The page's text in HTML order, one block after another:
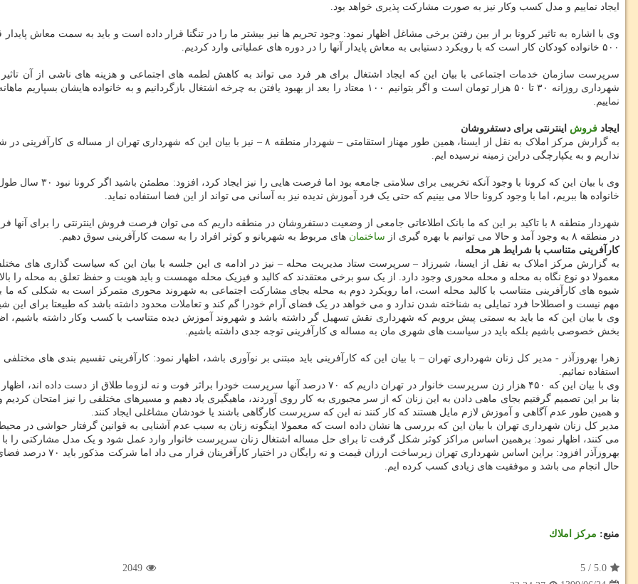
ایجاد نماییم و مدل کسب وکار نیز به صورت مشارکت پذیری خواهد بود.
وی با اشاره به تاثیر کرونا بر از بین رفتن برخی مشاغل اظهار نمود: وجود تحریم ها نیز بیشتر ما را در تنگنا قرار داده است و باید به سمت معاش
۵۰۰ خانواده کودکان کار است که با رویکرد دستیابی به معاش پایدار آنها را در دوره های عملیاتی وارد کردیم.
سرپرست سازمان خدمات اجتماعی با بیان این که ایجاد اشتغال برای هر فرد می تواند به کاهش لطمه های اجتماعی و هزینه های ناشی از آن
شهرداری روزانه ۳۰ تا ۵۰ هزار تومان است و اگر بتوانیم ۱۰۰ معتاد را بعد از بهبود یافتن به چرخه اشتغال بازگردانیم
نماییم.
ایجاد فروش اینترنتی برای دستفروشان
به گزارش مرکز املاک به نقل از ایسنا، همین طور مهناز استقامتی – شهردار منطقه ۸ – نیز با بیان
نداریم و به یکپارچگی دراین زمینه نرسیده ایم.
خانواده ها ببریم، اما با وجود کرونا حالا می بینیم که حتی یک فرد آموزش ندیده نیز به آسانی می تواند از این فضا استفاده نماید.
شهردار منطقه ۸ با تاکید بر این که ما بانک اطلاعاتی جامعی از وضعیت دستفروشان در منطقه داریم که می توان فرصت فروش اینترنتی را برای
در منطقه ۸ به وجود آمد و حالا می توانیم با بهره گیری از
ساختمان های مربوط به شهربانو و کوثر افراد را به سمت کارآفرینی سوق دهیم.
کارآفرینی متناسب با شرایط هر محله
به گزارش مرکز املاک به نقل از ایسنا، شیرزاد – سرپرست ستاد مدیریت محله – نیز در ادامه ی این جلسه با بیان این که سیاست گذاری های
معمولا دو نوع نگاه به محله و محله محوری وجود دارد. از یک سو برخی معتقدند که کالبد و فیزیک محله مهمست و باید هویت و حفظ تعلق به محله را بالا
شیوه های کارآفرینی متناسب با کالبد محله است، اما رویکرد دوم به محله بجای مشارکت اجتماعی به شهروند محوری متمرکز است به شکلی که ما
مهم نیست و اصطلاحا فرد تمایلی به شناخته شدن ندارد و می خواهد در یک فضای آرام خودرا گم کند و تعاملات محدود داشته باشد که طبیعتا برای این
وی با بیان این که ما باید به سمتی پیش برویم که شهرداری نقش تسهیل گر داشته باشد و شهروند آموزش دیده متناسب با کسب وکار داشته باشیم،
بخش خصوصی باشیم بلکه باید در سیاست های شهری مان به مساله ی کارآفرینی توجه جدی داشته باشیم.
زهرا بهروزآذر - مدیر کل زنان شهرداری تهران – با بیان این که کارآفرینی باید مبتنی بر نوآوری باشد، اظهار نمود: کارآفرینی تقسیم بندی های
استفاده نمائیم.
وی با بیان این که ۴۵۰ هزار زن سرپرست خانوار در تهران داریم که ۷۰ درصد آنها سرپرست خودرا براثر فوت و نه
بنا بر این تصمیم گرفتیم بجای ماهی دادن به این زنان که از سر مجبوری به کار روی آوردند، ماهیگیری یاد دهیم و مسیرهای مختلفی را نیز امتحان
و همین طور عدم آگاهی و آموزش لازم مایل هستند که کار کنند نه این که سرپرست کارگاهی باشند یا خودشان مشاغلی ایجاد کنند.
مدیر کل زنان شهرداری تهران با بیان این که بررسی ها نشان داده است که معمولا اینگونه زنان به سبب عدم آشنایی به قوانین گرفتار حواشی در
می کنند، اظهار نمود: برهمین اساس مراکز کوثر شکل گرفت تا برای حل مساله اشتغال زنان سرپرست خانوار وارد عمل شود و یک مدل مشارکتی را با
بهروزآذر افزود: براین
حال انجام می باشد و موفقیت های زیادی کسب کرده ایم.
منبع: مركز املاك
5.0
/
5
2049